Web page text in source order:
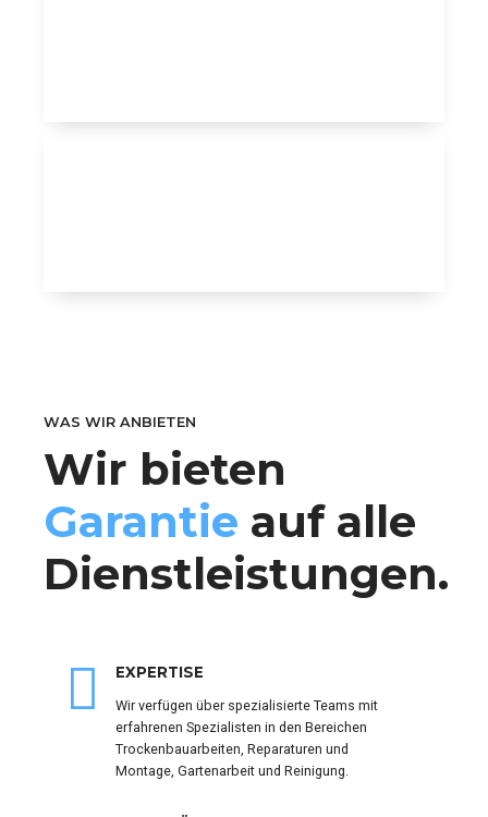
WAS WIR ANBIETEN
Wir bieten
Garantie auf alle
Dienstleistungen.
EXPERTISE
Wir verfügen über spezialisierte Teams mit
erfahrenen Spezialisten in den Bereichen
Trockenbauarbeiten, Reparaturen und
Montage, Gartenarbeit und Reinigung.